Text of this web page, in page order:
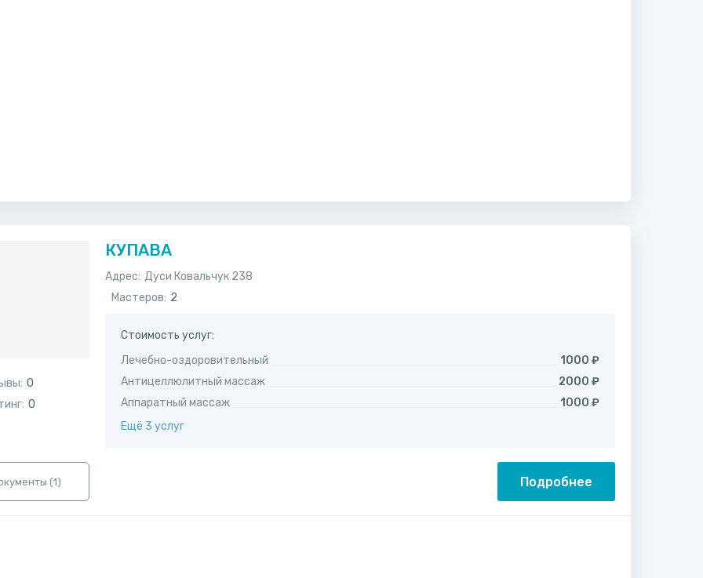
0
0
КУПАВА
Адрес: ​Дуси Ковальчук 238
Мастеров: 2
Стоимость услуг:
Лечебно-оздоровительный
1000 ₽
Антицеллюлитный массаж
2000 ₽
Аппаратный массаж
1000 ₽
Ещё 3 услуг
(1) Подробнее